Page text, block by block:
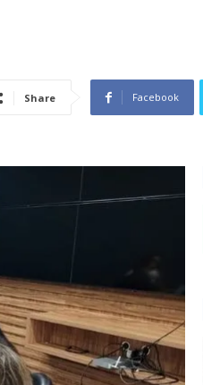
Share Facebook